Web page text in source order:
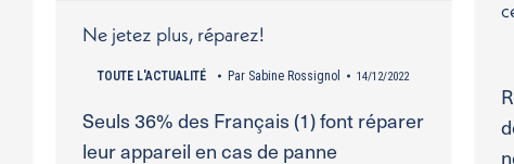
Ne jetez plus, réparez!
TOUTE L'ACTUALITÉ Par Sabine Rossignol 14/12/2022
Seuls 36% des Français (1) font réparer
leur appareil en cas de panne